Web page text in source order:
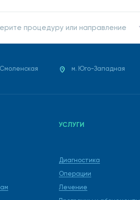
процедуру или направление
м. Юго-Западная
УСЛУГИ
Диагностика
Операции
Лечение